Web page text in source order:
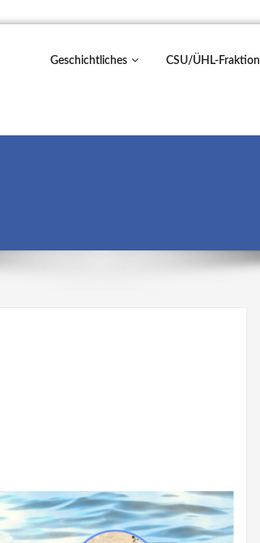
Geschichtliches CSU/ÜHL-Fraktion